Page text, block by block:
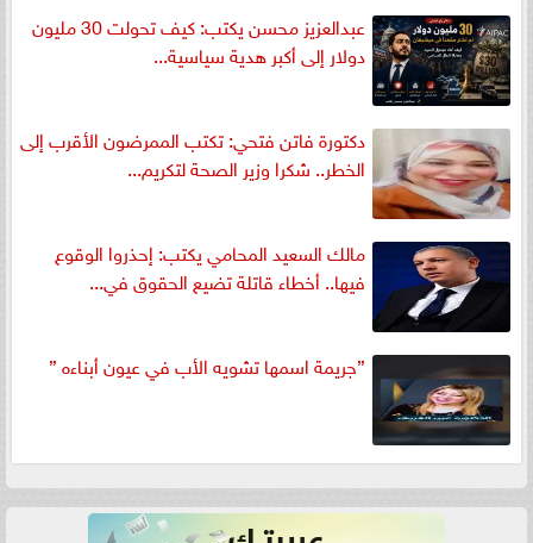
عبدالعزيز محسن يكتب: كيف تحولت 30 مليون
دولار إلى أكبر هدية سياسية...
دكتورة فاتن فتحي: تكتب الممرضون الأقرب إلى
الخطر.. شكرا وزير الصحة لتكريم...
مالك السعيد المحامي يكتب: إحذروا الوقوع
فيها.. أخطاء قاتلة تضيع الحقوق في...
”جريمة اسمها تشويه الأب في عيون أبناءه ”